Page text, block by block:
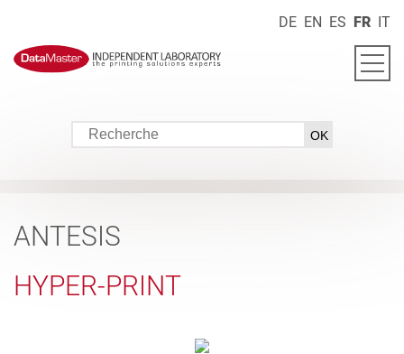
DE EN ES FR IT
ANTESIS
HYPER-PRINT